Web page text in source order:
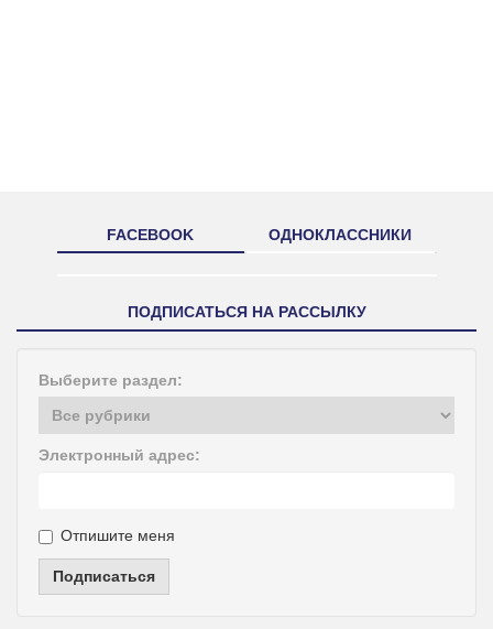
FACEBOOK ОДНОКЛАССНИКИ
ПОДПИСАТЬСЯ НА РАССЫЛКУ
Выберите раздел:
Электронный адрес:
Отпишите меня
Подписаться